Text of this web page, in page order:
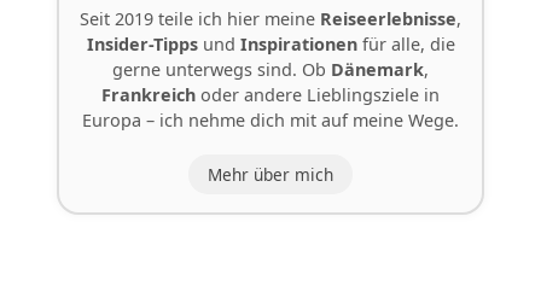
Seit 2019 teile ich hier meine Reiseerlebnisse,
Insider-Tippsund Inspirationenfür alle, die
gerne unterwegs sind. Ob Dänemark,
Frankreich oder andere Lieblingsziele in
Europa – ich nehme dich mit auf meine Wege.
Mehr über mich